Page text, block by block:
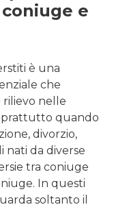
e
è una
che
rilievo nelle
quando
divorzio,
nati da diverse
tra coniuge
In questi
soltanto il